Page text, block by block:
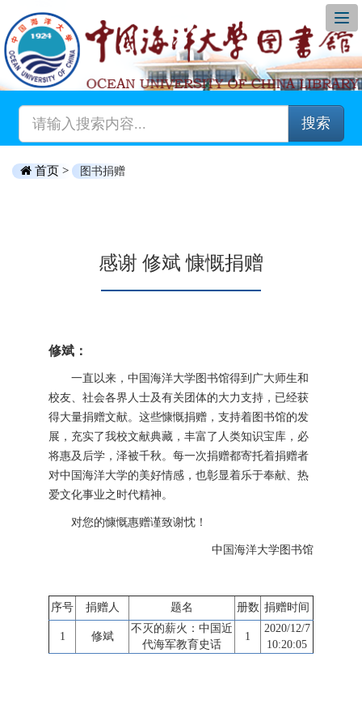
搜索
首页 > 图书捐赠
感谢 修斌 慷慨捐赠
修斌：
一直以来，中国海洋大学图书馆得到广大师生和
校友、社会各界人士及有关团体的大力支持，已经获
得大量捐赠文献。这些慷慨捐赠，支持着图书馆的发
展，充实了我校文献典藏，丰富了人类知识宝库，必
将惠及后学，泽被千秋。每一次捐赠都寄托着捐赠者
对中国海洋大学的美好情感，也彰显着乐于奉献、热
爱文化事业之时代精神。
对您的慷慨惠赠谨致谢忱！
中国海洋大学图书馆
序号 捐赠人 题名 册数 捐赠时间
1 修斌
不灭的薪火：中国近
代海军教育史话
1
2020/12/7
10:20:05